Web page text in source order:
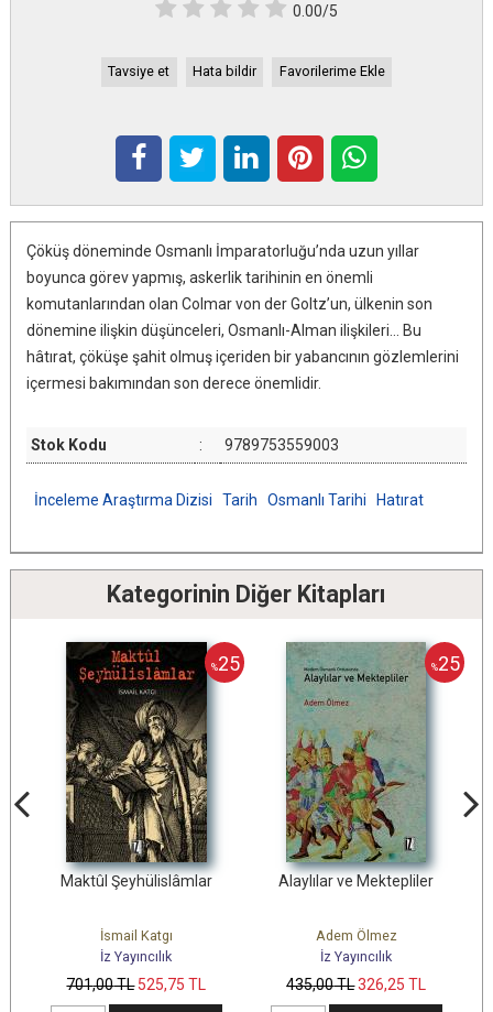
0.00/5
Tavsiye et Hata bildir Favorilerime Ekle
Çöküş döneminde Osmanlı İmparatorluğu’nda uzun yıllar
boyunca görev yapmış, askerlik tarihinin en önemli
komutanlarından olan Colmar von der Goltz’un, ülkenin son
dönemine ilişkin düşünceleri, Osmanlı-Alman ilişkileri... Bu
hâtırat, çöküşe şahit olmuş içeriden bir yabancının gözlemlerini
içermesi bakımından son derece önemlidir.
Stok Kodu : 9789753559003
İnceleme Araştırma Dizisi Tarih Osmanlı Tarihi Hatırat
Kategorinin Diğer Kitapları
%25
Maktûl Şeyhülislâmlar
İsmail Katgı
İz Yayıncılık
,00TL525,75TL
% 25
Alaylılar ve Mektepliler
Adem Ölmez
İz Yayıncılık
,00TL326,25TL